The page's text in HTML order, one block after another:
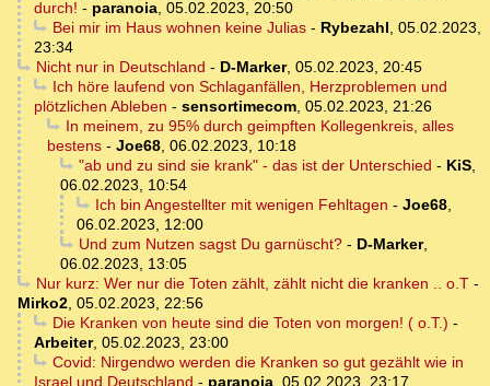
durch! - paranoia, 05.02.2023, 20:50
Bei mir im Haus wohnen keine Julias- Rybezahl, 05.02.2023,
23:34
Nicht nur in Deutschland - D-Marker, 05.02.2023, 20:45
Ich höre laufend von Schlaganfällen, Herzproblemen und
plötzlichen Ableben - sensortimecom, 05.02.2023, 21:26
In meinem, zu 95% durch geimpften Kollegenkreis, alles
bestens - Joe68, 06.02.2023, 10:18
"ab und zu sind sie krank" - das ist der Unterschied - KiS,
06.02.2023, 10:54
Ich bin Angestellter mit wenigen Fehltagen - Joe68,
06.02.2023, 12:00
Und zum Nutzen sagst Du garnüscht?- D-Marker,
06.02.2023, 13:05
Nur kurz: Wer nur die Toten zählt, zählt nicht die kranken .. o.T-
Mirko2, 05.02.2023, 22:56
Die Kranken von heute sind die Toten von morgen! ( o.T.) -
Arbeiter, 05.02.2023, 23:00
Covid: Nirgendwo werden die Kranken so gut gezählt wie in
Israel und Deutschland - paranoia, 05.02.2023, 23:17